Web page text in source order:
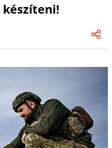
készíteni!